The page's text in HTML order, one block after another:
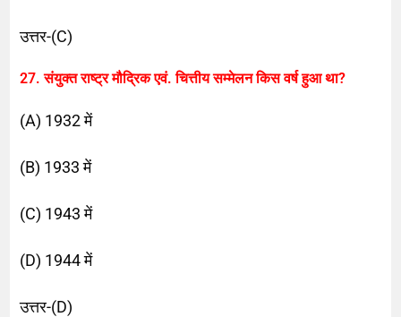
उत्तर-(C)
27. संयुक्त राष्ट्र मौद्रिक एवं. चित्तीय सम्मेलन किस वर्ष हुआ था?
(A) 1932 में
(B) 1933 में
(C) 1943 में
(D) 1944 में
उत्तर-(D)